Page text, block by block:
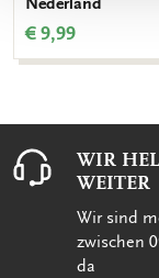
€ 9,99
WIR
WEITER
Wir sind
zwischen
da